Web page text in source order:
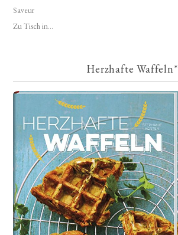
Saveur
Zu Tisch in...
Herzhafte Waffeln*